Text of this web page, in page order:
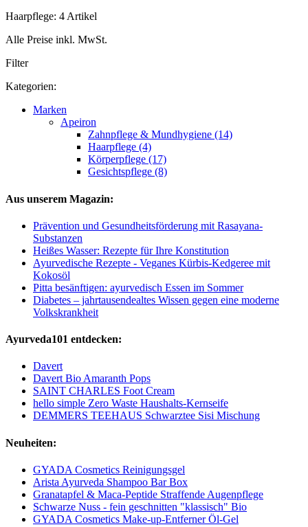
Haarpflege: 4 Artikel
Alle Preise inkl. MwSt.
Filter
Kategorien:
Marken
Apeiron
Zahnpflege & Mundhygiene (14)
Haarpflege (4)
Körperpflege (17)
Gesichtspflege (8)
Aus unserem Magazin:
Prävention und Gesundheitsförderung mit Rasayana-
Substanzen
Heißes Wasser: Rezepte für Ihre Konstitution
Ayurvedische Rezepte - Veganes Kürbis-Kedgeree mit
Kokosöl
Pitta besänftigen: ayurvedisch Essen im Sommer
Diabetes – jahrtausendealtes Wissen gegen eine moderne
Volkskrankheit
Ayurveda101 entdecken:
Davert
Davert Bio Amaranth Pops
SAINT CHARLES Foot Cream
hello simple Zero Waste Haushalts-Kernseife
DEMMERS TEEHAUS Schwarztee Sisi Mischung
Neuheiten:
GYADA Cosmetics Reinigungsgel
Arista Ayurveda Shampoo Bar Box
Granatapfel & Maca-Peptide Straffende Augenpflege
Schwarze Nuss - fein geschnitten "klassisch" Bio
GYADA Cosmetics Make-up-Entferner Öl-Gel